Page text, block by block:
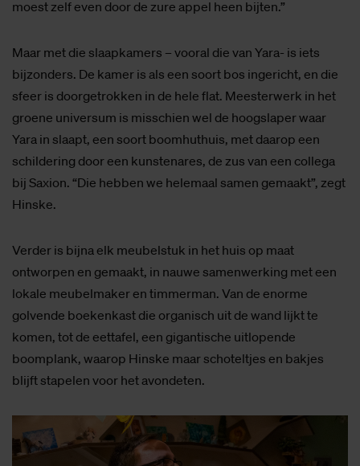
moest zelf even door de zure appel heen bijten.”
Maar met die slaapkamers – vooral die van Yara- is iets
bijzonders. De kamer is als een soort bos ingericht, en die
sfeer is doorgetrokken in de hele flat. Meesterwerk in het
groene universum is misschien wel de hoogslaper waar
Yara in slaapt, een soort boomhuthuis, met daarop een
schildering door een kunstenares, de zus van een collega
bij Saxion. “Die hebben we helemaal samen gemaakt”, zegt
Hinske.
Verder is bijna elk meubelstuk in het huis op maat
ontworpen en gemaakt, in nauwe samenwerking met een
lokale meubelmaker en timmerman. Van de enorme
golvende boekenkast die organisch uit de wand lijkt te
komen, tot de eettafel, een gigantische uitlopende
boomplank, waarop Hinske maar schoteltjes en bakjes
blijft stapelen voor het avondeten.